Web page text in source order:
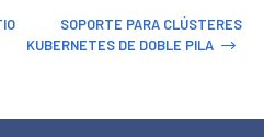
SOPORTE PARA CLÚSTERES
KUBERNETES DE DOBLE PILA